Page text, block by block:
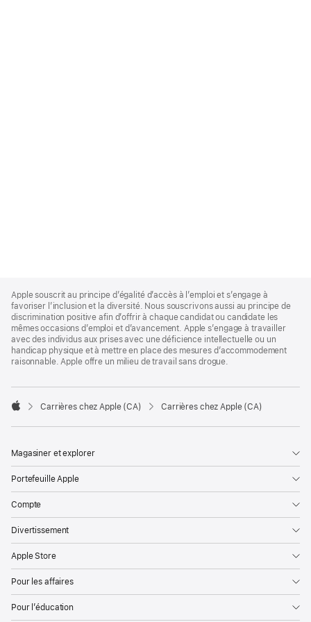
Footer
Apple souscrit au principe d’égalité d’accès à l’emploi et s’engage à
favoriser l’inclusion et la diversité. Nous souscrivons aussi au principe de
discrimination positive afin d’offrir à chaque candidat ou candidate les
mêmes occasions d’emploi et d’avancement. Apple s’engage à travailler
avec des individus aux prises avec une déficience intellectuelle ou un
handicap physique et à mettre en place des mesures d’accommodement
raisonnable. Apple offre un milieu de travail sans drogue.

Carrières chez Apple (CA) Carrières chez Apple (CA)
Magasiner et explorer
Portefeuille Apple
Compte
Divertissement
Apple Store
Pour les affaires
Pour l’éducation